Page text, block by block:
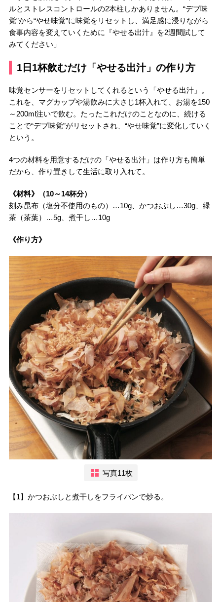
ルとストレスコントロールの2本柱しかありません。“デブ味
覚”から“やせ味覚”に味覚をリセットし、満足感に浸りながら
食事内容を変えていくために『やせる出汁』を2週間試して
みてください」
1日1杯飲むだけ「やせる出汁」の作り方
味覚センサーをリセットしてくれるという「やせる出汁」。
これを、マグカップや湯飲みに大さじ1杯入れて、お湯を150
～200ml注いで飲む。たったこれだけのことなのに、続ける
ことで“デブ味覚”がリセットされ、“やせ味覚”に変化していく
という。
4つの材料を用意するだけの「やせる出汁」は作り方も簡単
だから、作り置きして生活に取り入れて。
《材料》（10～14杯分）
刻み昆布（塩分不使用のもの）…10g、かつおぶし…30g、緑
茶（茶葉）…5g、煮干し…10g
《作り方》
写真11枚
【1】かつおぶしと煮干しをフライパンで炒る。